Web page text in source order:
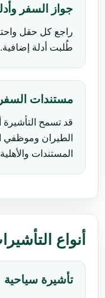
جواز السفر
راجع كل حقل
طُلبت أدلة إضافية.
مستندات السفر
قد تسمح
الطيران
المستندات
أنواع
تأشيرة سياحية